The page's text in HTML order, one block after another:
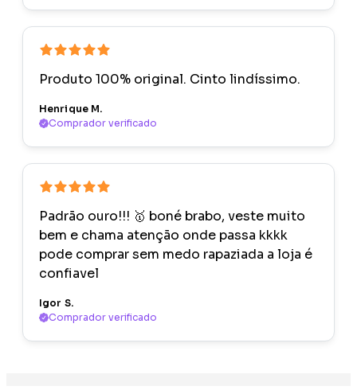
Produto 100% original. Cinto lindíssimo.
Henrique M.
Comprador verificado
Padrão ouro!!! 🥇 boné brabo, veste muito
bem e chama atenção onde passa kkkk
pode comprar sem medo rapaziada a loja é
confiavel
Igor S.
Comprador verificado